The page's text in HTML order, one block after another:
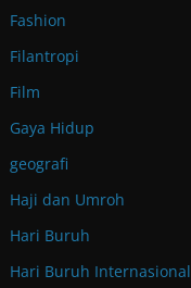
Fashion
Filantropi
Film
Gaya Hidup
geografi
Haji dan Umroh
Hari Buruh
Hari Buruh Internasional